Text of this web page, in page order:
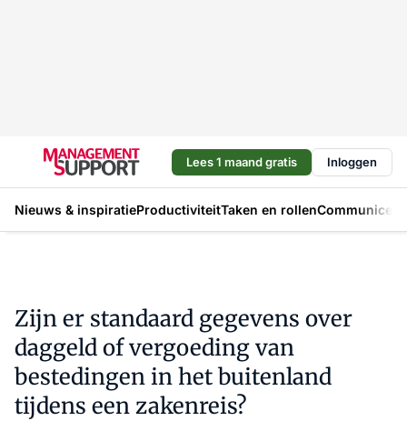
Lees 1 maand gratis Inloggen
Nieuws & inspiratieProductiviteitTaken en rollen
Zijn er standaard gegevens over
daggeld of vergoeding van
bestedingen in het buitenland
tijdens een zakenreis?